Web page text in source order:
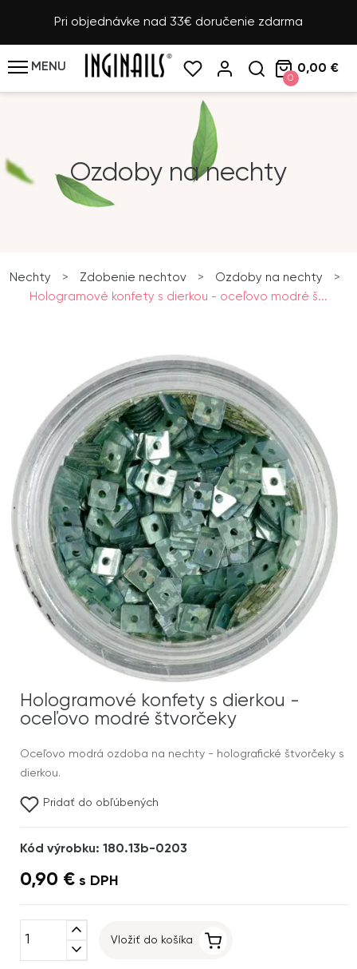
Pri objednávke nad 33€ doručenie zdarma
MENU
0
0,00 €
Ozdoby na nechty
Nechty > Zdobenie nechtov > Ozdoby na nechty
>
Hologramové konfety s dierkou - oceľovo modré š...
Hologramové konfety s dierkou -
oceľovo modré štvorčeky
Oceľovo modrá ozdoba na nechty - holografické štvorčeky s
dierkou.
Pridať do obľúbených
Kód výrobku: 180.13b-0203
0,90 € s DPH
expand_less
expand_more
Vložiť do košíka